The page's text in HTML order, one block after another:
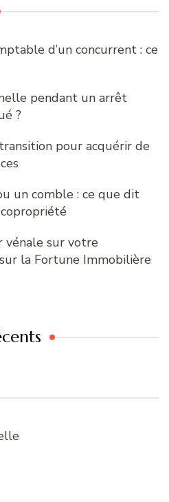
d’un concurrent : ce
pendant un arrêt
?
pour acquérir de
un comble : ce que dit
vénale sur votre
la Fortune Immobilière